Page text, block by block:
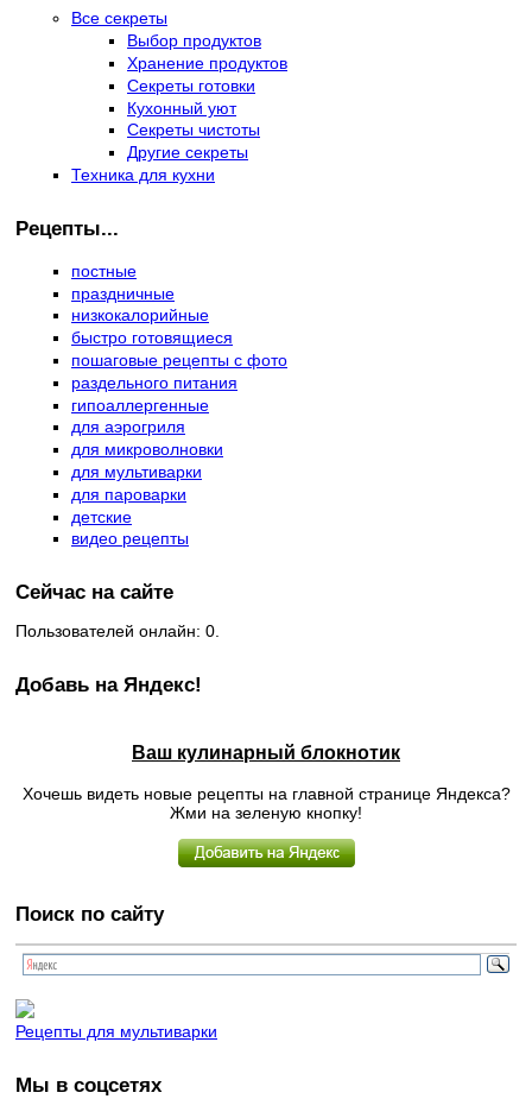
Все секреты
Выбор продуктов
Хранение продуктов
Секреты готовки
Кухонный уют
Секреты чистоты
Другие секреты
Техника для кухни
Рецепты...
постные
праздничные
низкокалорийные
быстро готовящиеся
пошаговые рецепты с фото
раздельного питания
гипоаллергенные
для аэрогриля
для микроволновки
для мультиварки
для пароварки
детские
видео рецепты
Сейчас на сайте
Пользователей онлайн: 0.
Добавь на Яндекс!
Ваш кулинарный блокнотик
Хочешь видеть новые рецепты на главной странице Яндекса?
Жми на зеленую кнопку!
Поиск по сайту
Рецепты для мультиварки
Мы в соцсетях